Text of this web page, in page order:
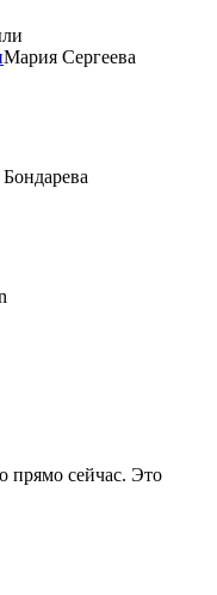
Мария Сергеева
прямо сейчас. Это